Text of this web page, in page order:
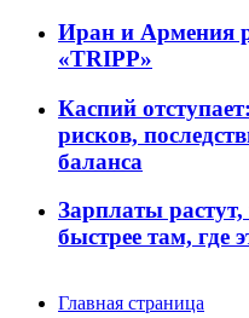
Иран и Армения
«TRIPP»
Каспий
рисков,
баланса
Зарплаты
быстрее там, где
Главная страница